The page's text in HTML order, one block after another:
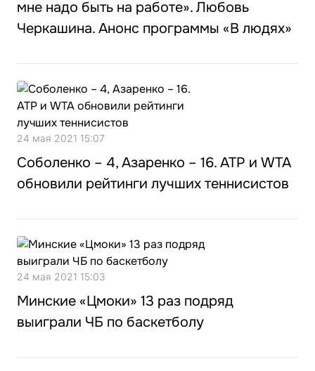
мне надо быть на работе». Любовь
Черкашина. Анонс программы «В людях»
24 мая 2021 15:07
Соболенко – 4, Азаренко – 16. ATP и WTA
обновили рейтинги лучших теннисистов
24 мая 2021 15:03
Минские «Цмоки» 13 раз подряд
выиграли ЧБ по баскетболу